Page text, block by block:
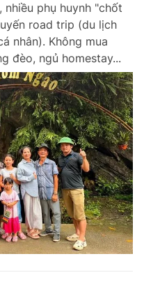
phụ huynh "chốt
road trip (du lịch
nhân). Không mua
đèo, ngủ homestay...